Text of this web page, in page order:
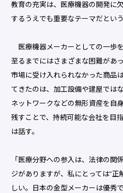
教育の充実は、医療機器の開発に
するうえでも重要なテーマだという
医療機器メーカーとしての一歩
至るまでにはさまざまな困難があ
市場に受け入れられなかった商品
てきたのは、加工設備や建屋では
ネットワークなどの無形資産を自
残すことで、持続可能な会社を目
は話す。
「医療分野への参入は、法律の関
ジがありますが、私にとっては“正
しい。日本の金型メーカーは優秀